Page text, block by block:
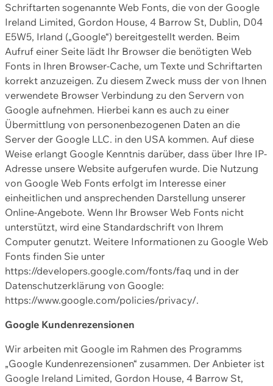
Schriftarten sogenannte Web Fonts, die von der Google
Ireland Limited, Gordon House, 4 Barrow St, Dublin, D04
E5W5, Irland („Google“) bereitgestellt werden. Beim
Aufruf einer Seite lädt Ihr Browser die benötigten Web
Fonts in Ihren Browser-Cache, um Texte und Schriftarten
korrekt anzuzeigen. Zu diesem Zweck muss der von Ihnen
verwendete Browser Verbindung zu den Servern von
Google aufnehmen. Hierbei kann es auch zu einer
Übermittlung von personenbezogenen Daten an die
Server der Google LLC. in den USA kommen. Auf diese
Weise erlangt Google Kenntnis darüber, dass über Ihre IP-
Adresse unsere Website aufgerufen wurde. Die Nutzung
von Google Web Fonts erfolgt im Interesse einer
einheitlichen und ansprechenden Darstellung unserer
Online-Angebote. Wenn Ihr Browser Web Fonts nicht
unterstützt, wird eine Standardschrift von Ihrem
Computer genutzt. Weitere Informationen zu Google Web
Fonts finden Sie unter
https://developers.google.com/fonts/faq und in der
Datenschutzerklärung von Google:
https://www.google.com/policies/privacy/.
Google Kundenrezensionen
Wir arbeiten mit Google im Rahmen des Programms
„Google Kundenrezensionen“ zusammen. Der Anbieter ist
Google Ireland Limited, Gordon House, 4 Barrow St,